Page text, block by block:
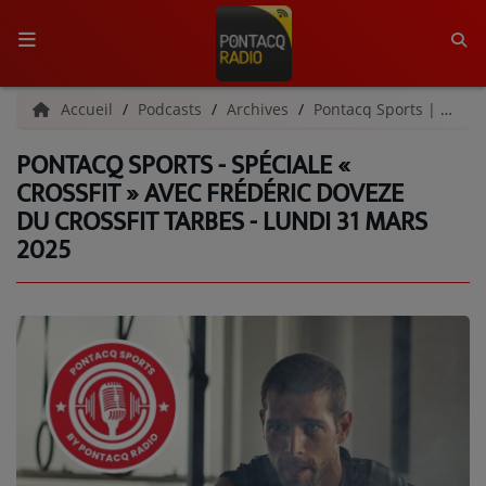
ACCUEIL
RADIO
QUI SOMMES-NOUS ?
L'ÉQUIPE
C'ÉTAIT QUOI CE TITRE ?
MÉDIAS
PODCASTS - SAISON 2026/2027
Accueil Podcasts Archives Pontacq Sports | Archives
PONTACQ SPORTS - SPÉCIALE «
CROSSFIT » AVEC FRÉDÉRIC DOVEZE
DU CROSSFIT TARBES - LUNDI 31 MARS
2025